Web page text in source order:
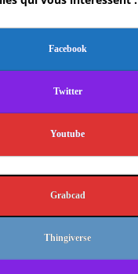
Facebook
Twitter
Youtube
Grabcad
Thingiverse